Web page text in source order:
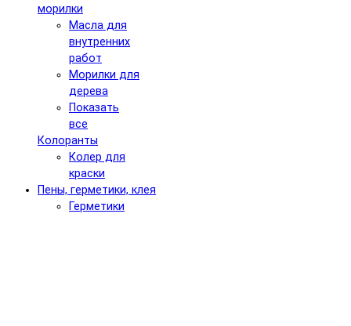
морилки
Масла для
внутренних
работ
Морилки для
дерева
Показать
все
Колоранты
Колер для
краски
Пены, герметики, клея
Герметики